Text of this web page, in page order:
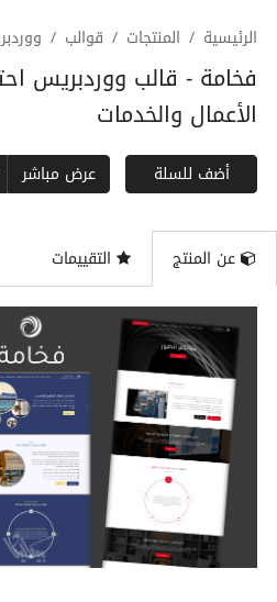
الرئيسية المنتجات قوالب
فخامة - قالب ووردبريس
الأعمال والخدمات
أضف للسلة عرض مباشر
عن المنتج التقييمات